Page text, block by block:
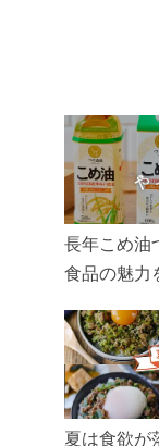
長年こめ油
食品の魅力
ん、製造現
こめ油をも
ぜひお楽し
夏は食欲が